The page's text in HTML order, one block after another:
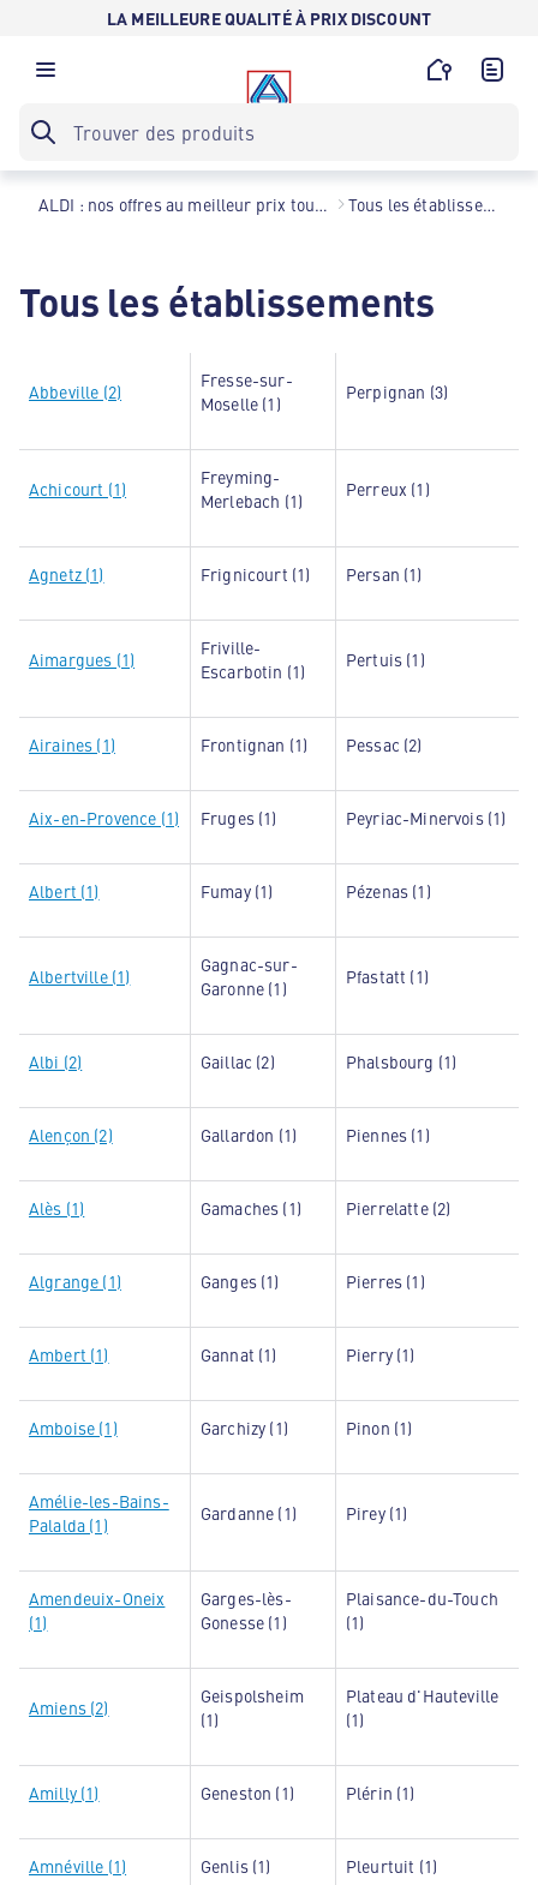
LA MEILLEURE QUALITÉ À PRIX DISCOUNT
ALDI : nos offres au meilleur prix toute l’année ! Tous les établissements
Tous les établissements
Abbeville (2)
Fresse-sur-
Moselle (1)
Perpignan (3)
Achicourt (1)
Freyming-
Merlebach (1)
Perreux (1)
Agnetz (1) Frignicourt (1) Persan (1)
Aimargues (1)
Friville-
Escarbotin (1)
Pertuis (1)
Airaines (1) Frontignan (1) Pessac (2)
Aix-en-Provence (1) Fruges (1) Peyriac-Minervois (1)
Albert (1) Fumay (1) Pézenas (1)
Albertville (1)
Gagnac-sur-
Garonne (1)
Pfastatt (1)
Albi (2) Gaillac (2) Phalsbourg (1)
Alençon (2) Gallardon (1) Piennes (1)
Alès (1) Gamaches (1) Pierrelatte (2)
Algrange (1) Ganges (1) Pierres (1)
Ambert (1) Gannat (1) Pierry (1)
Amboise (1) Garchizy (1) Pinon (1)
Amélie-les-Bains-
Palalda (1)
Gardanne (1) Pirey (1)
Amendeuix-Oneix
(1)
Garges-lès-
Gonesse (1)
Plaisance-du-Touch
(1)
Amiens (2)
Geispolsheim
(1)
Plateau d'Hauteville
(1)
Amilly (1) Geneston (1) Plérin (1)
Amnéville (1) Genlis (1) Pleurtuit (1)